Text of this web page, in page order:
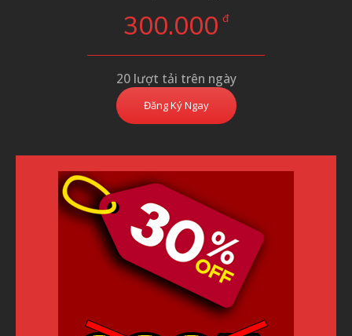
300.000 đ
20 lượt tải trên ngày
Đăng Ký Ngay